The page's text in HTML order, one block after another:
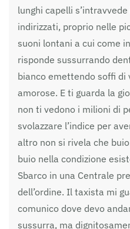
lunghi capelli
indirizzati, proprio nelle
suoni lontani a cui come
risponde sussurrando
bianco emettendo soffi di
amorose. E ti guarda la
non ti vedono i milioni di
svolazzare l’indice per
altro non si rivela che
buio nella condizione
Sbarco in una Centrale
dell’ordine. Il taxista mi
comunico dove devo
sussurra, ma